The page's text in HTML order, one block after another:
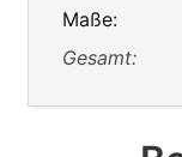
Maße:
Gesamt: